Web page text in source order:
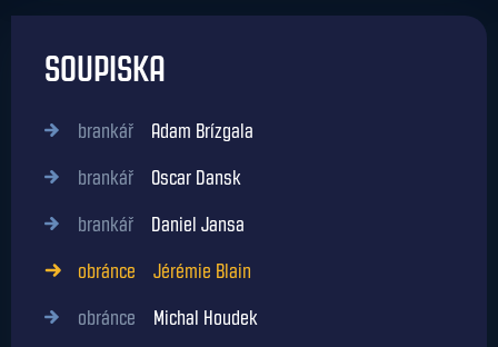
SOUPISKA
brankář Adam Brízgala
brankář Oscar Dansk
brankář Daniel Jansa
obránce Jérémie Blain
obránce Michal Houdek